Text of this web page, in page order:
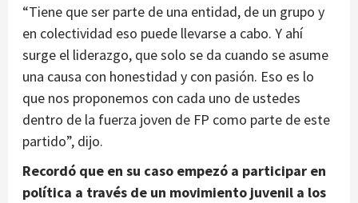
“Tiene que ser parte de una entidad, de un grupo y
en colectividad eso puede llevarse a cabo. Y ahí
surge el liderazgo, que solo se da cuando se asume
una causa con honestidad y con pasión. Eso es lo
que nos proponemos con cada uno de ustedes
dentro de la fuerza joven de FP como parte de este
partido”, dijo.
Recordó que en su caso empezó a participar en
política a través de un movimiento juvenil a los